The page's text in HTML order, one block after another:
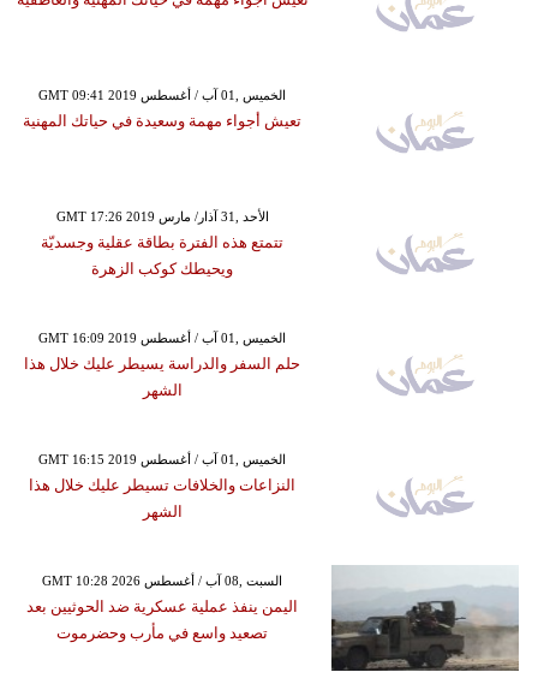
GMT 09:41 2019 الخميس ,01 آب / أغسطس
تعيش أجواء مهمة وسعيدة في حياتك المهنية
GMT 17:26 2019 الأحد ,31 آذار/ مارس
تتمتع هذه الفترة بطاقة عقلية وجسديّة
ويحيطك كوكب الزهرة
GMT 16:09 2019 الخميس ,01 آب / أغسطس
حلم السفر والدراسة يسيطر عليك خلال هذا
الشهر
GMT 16:15 2019 الخميس ,01 آب / أغسطس
النزاعات والخلافات تسيطر عليك خلال هذا
الشهر
GMT 10:28 2026 السبت ,08 آب / أغسطس
اليمن ينفذ عملية عسكرية ضد الحوثيين بعد
تصعيد واسع في مأرب وحضرموت